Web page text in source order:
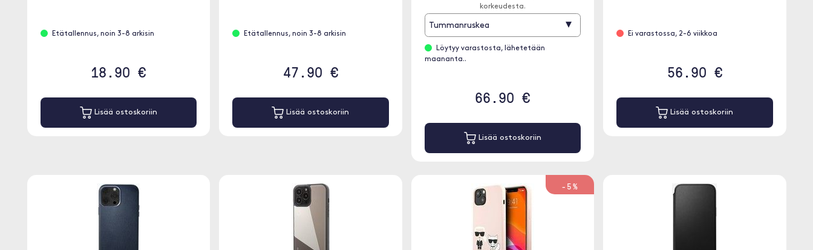
Etätallennus, noin 3-8 arkisin
18.90 €
Lisää ostoskoriin
Etätallennus, noin 3-8 arkisin
47.90 €
Lisää ostoskoriin
korkeudesta.
Tummanruskea ▾
Löytyy varastosta, lähetetään
maananta..
66.90 €
Lisää ostoskoriin
Ei varastossa, 2-6 viikkoa
56.90 €
Lisää ostoskoriin
-5%